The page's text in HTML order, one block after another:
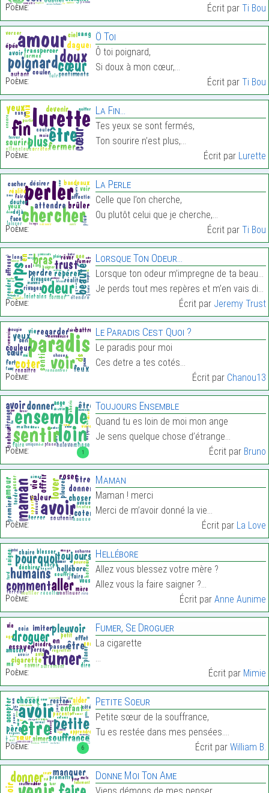
Poème:
Écrit par Ti Bou
Poème:
Ô Toi
Ô toi poignard,
Si doux à mon cœur,…
Écrit par Ti Bou
Poème:
La Fin…
Tes yeux se sont fermés,
Ton sourire n’est plus,…
Écrit par Lurette
Poème:
La Perle
Celle que l’on cherche,
Ou plutôt celui que je cherche,…
Écrit par Ti Bou
Poème:
Lorsque Ton Odeur…
Lorsque ton odeur m’impregne de ta beauté
Je perds tout mes repères et m’en vais divaguer…
Écrit par Jeremy Trust
Poème:
Le Paradis Cest Quoi ?
Le paradis pour moi
Ces detre a tes cotés…
Écrit par Chanou13
1
Poème:
Toujours Ensemble
Quand tu es loin de moi mon ange
Je sens quelque chose d’étrange…
Écrit par Bruno
Poème:
Maman
Maman ! merci
Merci de m’avoir donné la vie…
Écrit par La Love
Poème:
Hellébore
Allez vous blessez votre mère ?
Allez vous la faire saigner ?…
Écrit par Anne Aunime
Poème:
Fumer, Se Droguer
La cigarette
…
Écrit par Mimie
6
Poème:
Petite Soeur
Petite sœur de la souffrance,
Tu es restée dans mes pensées.…
Écrit par William B.
Donne Moi Ton Ame